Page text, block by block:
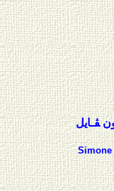
ﭭـايل
Simone